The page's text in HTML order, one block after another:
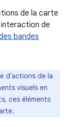
de la carte
de
bandes
d'actions de la
visuels en
ces éléments